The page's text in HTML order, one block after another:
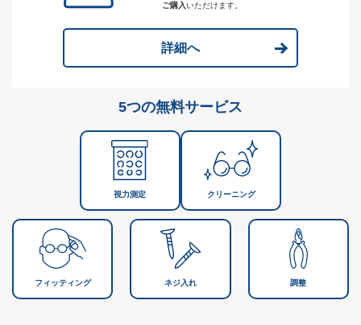
ご購入いただけます。
詳細へ
5つの無料サービス
視力測定 クリーニング
フィッティング ネジ入れ 調整